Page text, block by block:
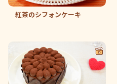
紅茶のシフォンケーキ